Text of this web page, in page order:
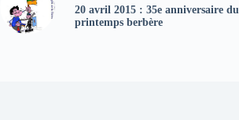
20 avril 2015 : 35e anniversaire du
printemps berbère